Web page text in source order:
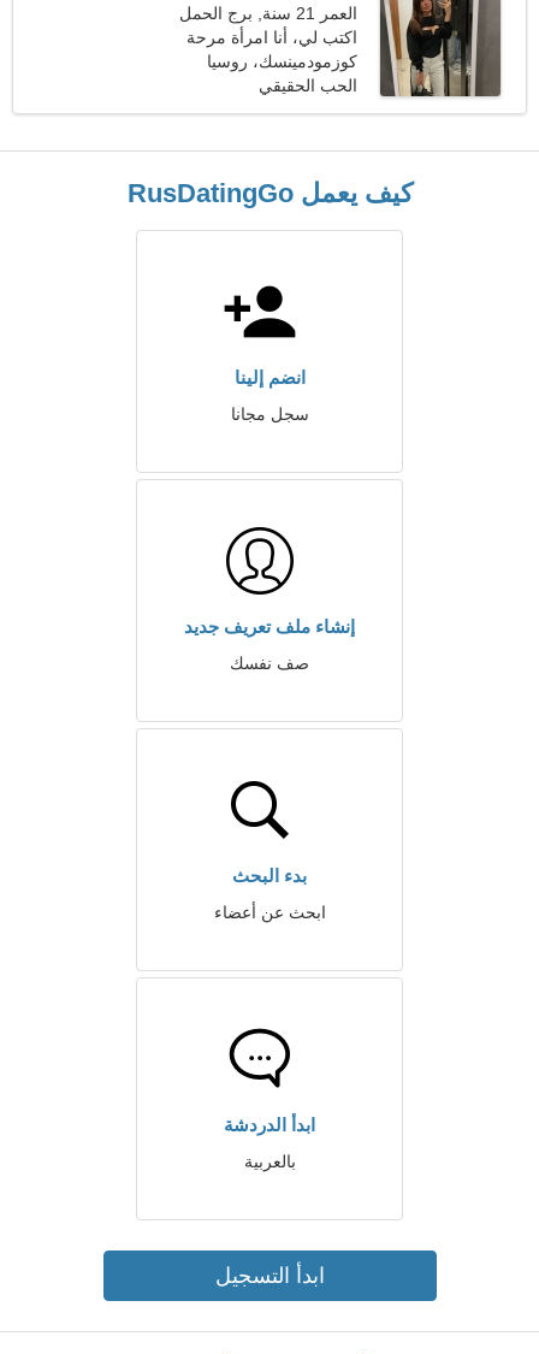
العمر 21 سنة, برج الحمل
اكتب لي، أنا امرأة مرحة
كوزمودمينسك، روسيا
الحب الحقيقي
كيف يعمل RusDatingGo
انضم إلينا
سجل مجانا
إنشاء ملف تعريف جديد
صف نفسك
بدء البحث
ابحث عن أعضاء
ابدأ الدردشة
بالعربية
ابدأ التسجيل